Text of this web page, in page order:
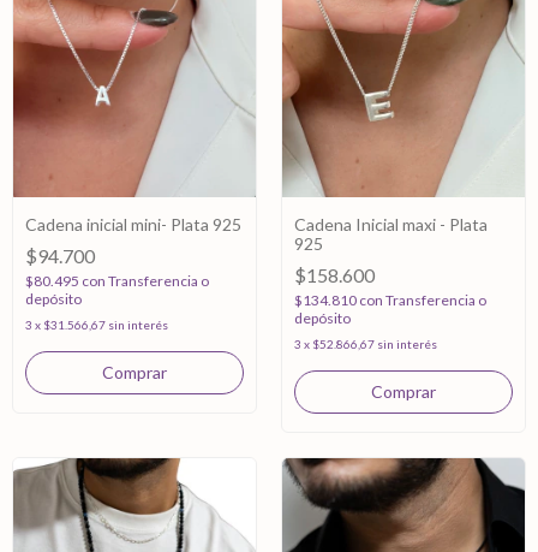
Cadena inicial mini- Plata 925
$94.700
$80.495 con Transferencia o
depósito
3 x $31.566,67 sin interés
Comprar
Cadena Inicial maxi - Plata
925
$158.600
$134.810 con Transferencia o
depósito
3 x $52.866,67 sin interés
Comprar